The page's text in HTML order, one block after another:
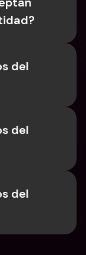
del
del
del